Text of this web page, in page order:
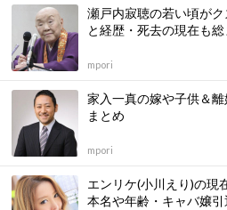
瀬戸内寂聴の若い頃が
と経歴・死去の現在も
mpori
家入一真の嫁や子供＆
まとめ
mpori
エンリケ(小川えり)の現
本名や年齢・キャバ嬢